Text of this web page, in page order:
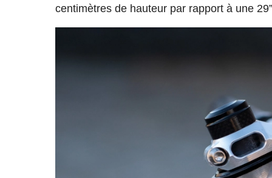
centimètres de hauteur par rapport à une